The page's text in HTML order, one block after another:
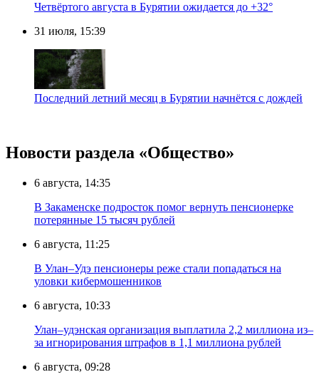
Четвёртого августа в Бурятии ожидается до +32°
31 июля, 15:39
Последний летний месяц в Бурятии начнётся с дождей
Новости раздела «Общество»
6 августа, 14:35
В Закаменске подросток помог вернуть пенсионерке
потерянные 15 тысяч рублей
6 августа, 11:25
В Улан–Удэ пенсионеры реже стали попадаться на
уловки кибермошенников
6 августа, 10:33
Улан–удэнская организация выплатила 2,2 миллиона из–
за игнорирования штрафов в 1,1 миллиона рублей
6 августа, 09:28